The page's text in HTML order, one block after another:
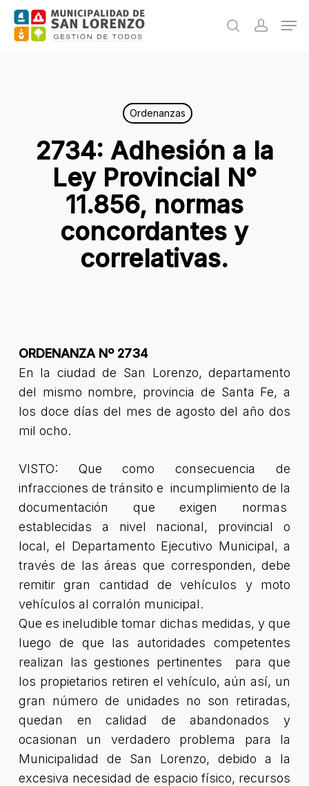
Skip
search
Ordenanzas
2734: Adhesión a la
Ley Provincial N°
11.856, normas
concordantes y
correlativas.
ORDENANZA Nº 2734
En la ciudad de San Lorenzo, departamento
del mismo nombre, provincia de Santa Fe, a
los doce días del mes de agosto del año dos
mil ocho.
VISTO: Que como consecuencia de
infracciones de tránsito e incumplimiento de la
documentación que exigen normas
establecidas a nivel nacional, provincial o
local, el Departamento Ejecutivo Municipal, a
través de las áreas que corresponden, debe
remitir gran cantidad de vehículos y moto
vehículos al corralón municipal.
Que es ineludible tomar dichas medidas, y que
luego de que las autoridades competentes
realizan las gestiones pertinentes para que
los propietarios retiren el vehículo, aún así, un
gran número de unidades no son retiradas,
quedan en calidad de abandonados y
ocasionan un verdadero problema para la
Municipalidad de San Lorenzo, debido a la
excesiva necesidad de espacio físico, recursos